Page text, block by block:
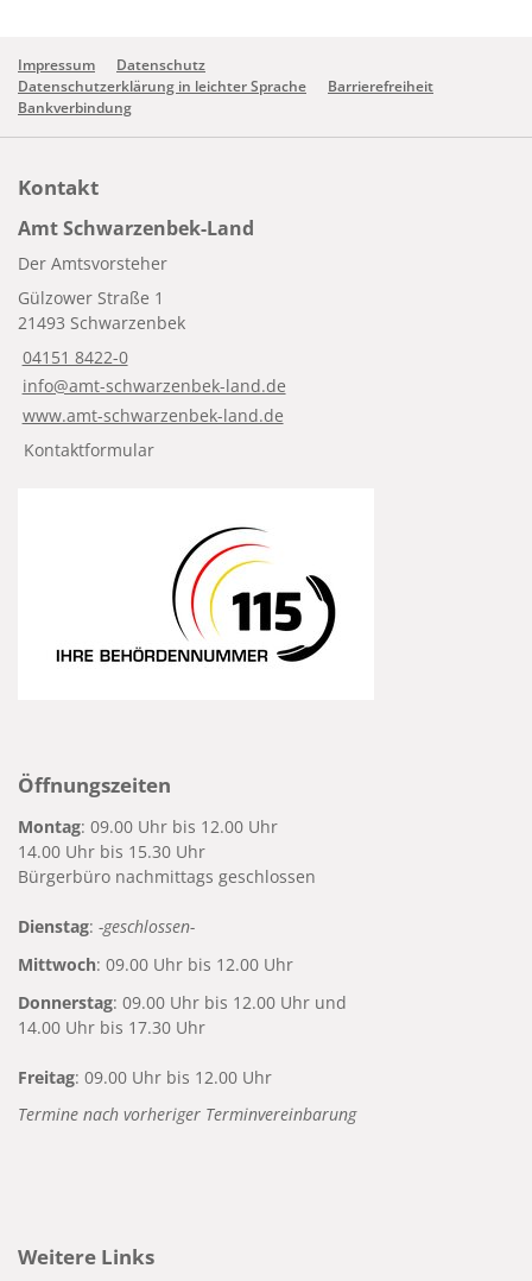
Impressum
Datenschutz
Datenschutzerklärung in leichter Sprache
Barrierefreiheit
Bankverbindung
Kontakt
Amt Schwarzenbek-Land
Der Amtsvorsteher
Gülzower Straße 1
21493 Schwarzenbek
04151 8422-0
info@amt-schwarzenbek-land.de
www.amt-schwarzenbek-land.de
Kontaktformular
Öffnungszeiten
Montag: 09.00 Uhr bis 12.00 Uhr
14.00 Uhr bis 15.30 Uhr
Bürgerbüro nachmittags geschlossen
Dienstag: -geschlossen-
Mittwoch: 09.00 Uhr bis 12.00 Uhr
Donnerstag: 09.00 Uhr bis 12.00 Uhr und
14.00 Uhr bis 17.30 Uhr
Freitag: 09.00 Uhr bis 12.00 Uhr
Termine nach vorheriger Terminvereinbarung
Weitere Links